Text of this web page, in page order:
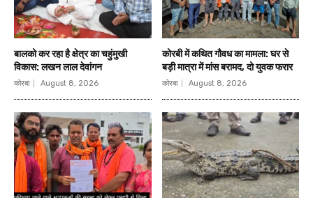
बालको कर रहा है क्षेत्र का चहुंमुखी
विकास: लखन लाल देवांगन
कोरबा August 8, 2026
कोरबी में कथित गौवध का मामला: घर से
बड़ी मात्रा में मांस बरामद, दो युवक फरार
कोरबा August 8, 2026